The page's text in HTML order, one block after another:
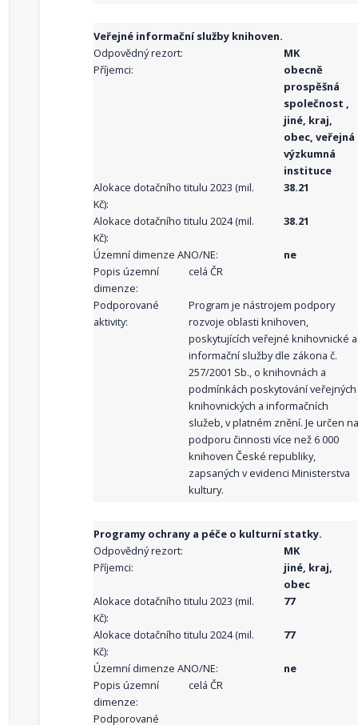
Veřejné informační služby knihoven.
Odpovědný rezort:
MK
Příjemci:
obecně
prospěšná
společnost ,
jiné, kraj,
obec, veřejná
výzkumná
instituce
Alokace dotačního titulu 2023 (mil.
Kč):
38.21
Alokace dotačního titulu 2024 (mil.
Kč):
38.21
Územní dimenze ANO/NE:
ne
Popis územní
dimenze:
celá ČR
Podporované
aktivity:
Program je nástrojem podpory
rozvoje oblasti knihoven,
poskytujících veřejné knihovnické a
informační služby dle zákona č.
257/2001 Sb., o knihovnách a
podmínkách poskytování veřejných
knihovnických a informačních
služeb, v platném znění. Je určen na
podporu činnosti více než 6 000
knihoven České republiky,
zapsaných v evidenci Ministerstva
kultury.
Programy ochrany a péče o kulturní statky.
Odpovědný rezort:
MK
Příjemci:
jiné, kraj,
obec
Alokace dotačního titulu 2023 (mil.
Kč):
77
Alokace dotačního titulu 2024 (mil.
Kč):
77
Územní dimenze ANO/NE:
ne
Popis územní
dimenze:
celá ČR
Podporované